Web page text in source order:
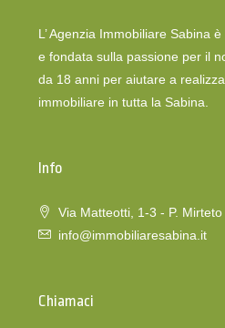
L’ Agenzia Immobiliare Sabina
e fondata sulla passione per il
da 18 anni per aiutare a
immobiliare in tutta la Sabina.
Info
Via Matteotti, 1-3 - P. Mirteto
info@immobiliaresabina.it
Chiamaci